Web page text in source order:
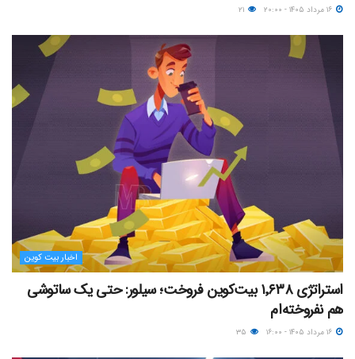
اخبار بیت کوین
استراتژی ۱٬۶۳۸ بیت‌کوین فروخت؛ سیلور: حتی یک ساتوشی
هم نفروخته‌ام